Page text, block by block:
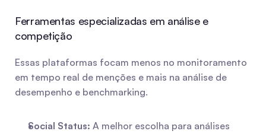
Ferramentas especializadas em análise e
competição
Essas plataformas focam menos no monitoramento
em tempo real de menções e mais na análise de
desempenho e benchmarking.
Social Status: A melhor escolha para análises